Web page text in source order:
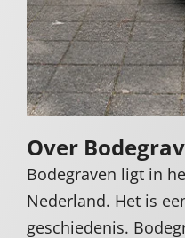
Over
Bodegraven ligt in
Nederland. Het is
geschiedenis.